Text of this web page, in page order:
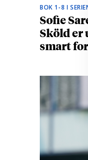
BOK 1-8 I
Sofie
Sköld er
smart